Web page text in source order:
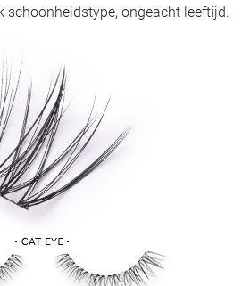
schoonheidstype, ongeacht leeftijd.